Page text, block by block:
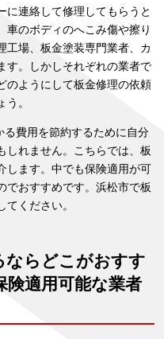
に連絡して修理してもらうと
車のボディのへこみ傷や擦り
工場、板金塗装専門業者、カ
す。しかしそれぞれの業者で
のようにして板金修理の依頼
。
費用を節約するために自分
しれません。こちらでは、板
します。中でも保険適用が可
でおすすめです。浜松市で板
ください。
ならどこがおすす
険適用可能な業者